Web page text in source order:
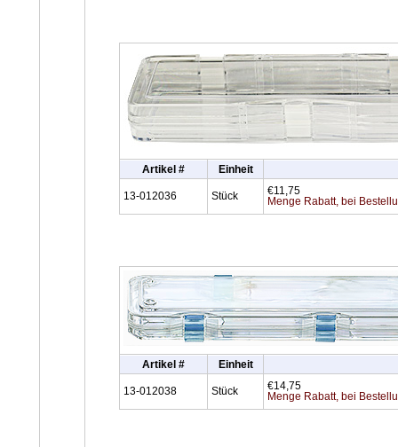
Artikel # Einheit
13-012036 Stück
€11,75
Menge Rabatt, bei
Artikel # Einheit
13-012038 Stück
€14,75
Menge Rabatt, bei